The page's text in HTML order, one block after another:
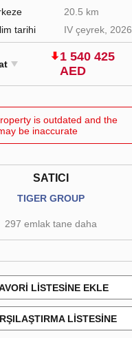
20.5 km
tarihi
IV çeyrek, 2026
1 540 425
AED
is outdated and the
be inaccurate
SATICI
TIGER GROUP
297 emlak tane daha
LISTESINE EKLE
LISTESINE